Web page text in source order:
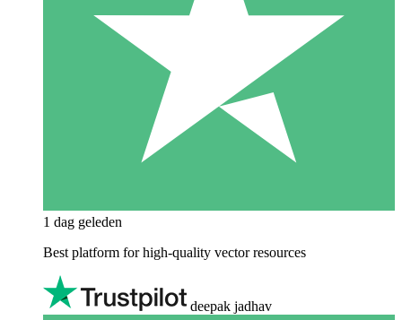
1 dag geleden
Best platform for high-quality vector resources
deepak jadhav